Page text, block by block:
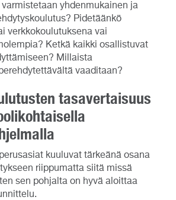
yhdenmukainen ja
Pidetäänkö
verkkokoulutuksena vai
Ketkä kaikki osallistuvat
Millaista
vaaditaan?
tasavertaisuus
kuuluvat tärkeänä osana
riippumatta siitä missä
sen pohjalta on hyvä aloittaa